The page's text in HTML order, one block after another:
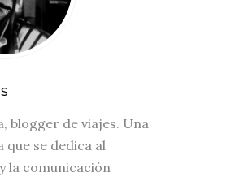
blogger de viajes. Una
que se dedica al
la comunicación